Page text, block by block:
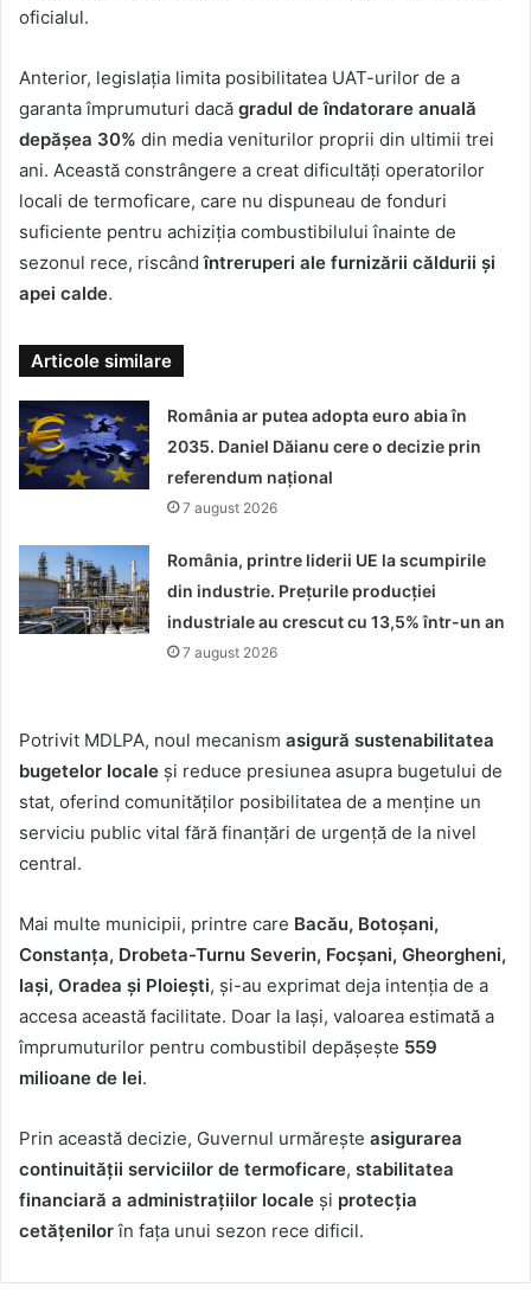
oficialul.
Anterior, legislația limita posibilitatea UAT-urilor de a
garanta împrumuturi dacă gradul de îndatorare anuală
depășea 30% din media veniturilor proprii din ultimii trei
ani. Această constrângere a creat dificultăți operatorilor
locali de termoficare, care nu dispuneau de fonduri
suficiente pentru achiziția combustibilului înainte de
sezonul rece, riscândîntreruperi ale furnizării căldurii și
apei calde.
Articole similare
România ar putea adopta euro abia în
2035. Daniel Dăianu cere o decizie prin
referendum național
7 august 2026
România, printre liderii UE la scumpirile
din industrie. Prețurile producției
industriale au crescut cu 13,5% într-un an
7 august 2026
Potrivit MDLPA, noul mecanism asigură sustenabilitatea
bugetelor locale și reduce presiunea asupra bugetului de
stat, oferind comunităților posibilitatea de a menține un
serviciu public vital fără finanțări de urgență de la nivel
central.
Mai multe municipii, printre care Bacău, Botoșani,
Constanța, Drobeta-Turnu Severin, Focșani, Gheorgheni,
Iași, Oradea și Ploiești, și-au exprimat deja intenția de a
accesa această facilitate. Doar la Iași, valoarea estimată a
împrumuturilor pentru combustibil depășește 559
milioane de lei.
Prin această decizie, Guvernul urmărește asigurarea
continuității serviciilor de termoficare, stabilitatea
financiară a administrațiilor locale și protecția
cetățenilorîn fața unui sezon rece dificil.